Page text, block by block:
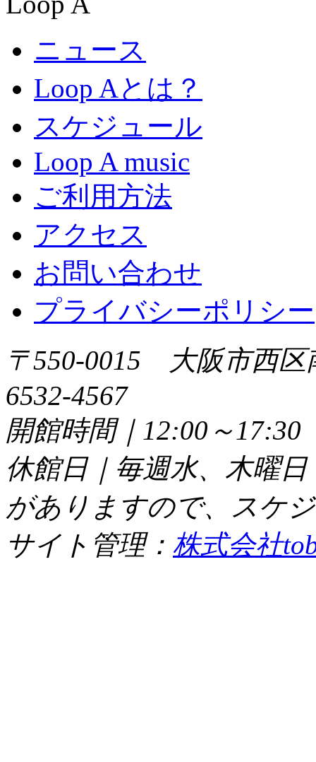
ニュース
Loop Aとは？
スケジュール
Loop A music
ご利用方法
アクセス
お問い合わせ
プライバシーポリシー
〒550-0015 大阪市西
6532-4567
開館時間｜12:00～
休館日｜毎週水、木曜
がありますので、スケ
サイト管理： 株式会社